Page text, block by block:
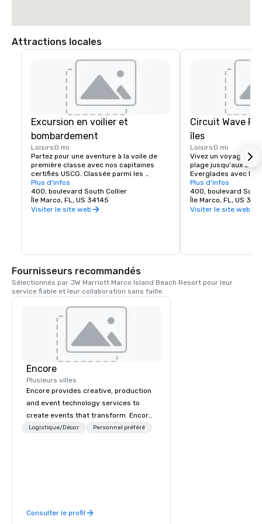
Attractions locales
Excursion en voilier et
bombardement
Loisirs 0 mi
Partez pour une aventure à la voile de
première classe avec nos capitaines
certifiés USCG. Classée parmi les
meilleures excursions guidées en bateau
de Floride, cette aventure de 3 heures
commence lorsque vous partez à la
recherche de grands dauphins, de
Plus d'infos
400, boulevard South Collier
Île Marco, FL, US 34145
Visiter le site web
Circuit Wave
îles
Loisirs 0 mi
Vivez un voyage
plage jusqu'aux dix
Everglades avec
professionnels.
épaules et le vent
explorant les eaux
Mille-Îles lors de
Plus d'infos
400, boulevard
Île Marco, FL, US
Visiter le site web
Fournisseurs recommandés
Sélectionnés par JW Marriott Marco Island Beach Resort pour leur
service fiable et leur collaboration sans faille.
Encore
Plusieurs villes
Encore provides creative, production
and event technology services to
create events that transform. Encore
creates memorable event experiences
creative, advanced technology,
Logistique/Décor Personnel préféré
Consulter le profil